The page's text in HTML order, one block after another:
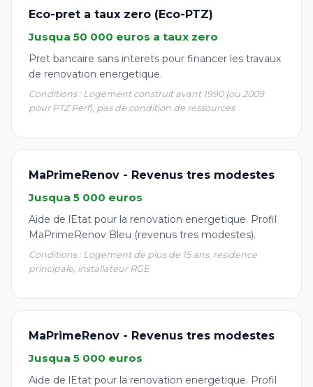
Eco-pret a taux zero (Eco-PTZ)
Jusqua 50 000 euros a taux zero
Pret bancaire sans interets pour financer les travaux
de renovation energetique.
Conditions : Logement construit avant 1990 (ou 2009
pour PTZ Perf), pas de condition de ressources
MaPrimeRenov - Revenus tres modestes
Jusqua 5 000 euros
Aide de lEtat pour la renovation energetique. Profil
MaPrimeRenov Bleu (revenus tres modestes).
Conditions : Logement de plus de 15 ans, residence
principale, installateur RGE
MaPrimeRenov - Revenus tres modestes
Jusqua 5 000 euros
Aide de lEtat pour la renovation energetique. Profil